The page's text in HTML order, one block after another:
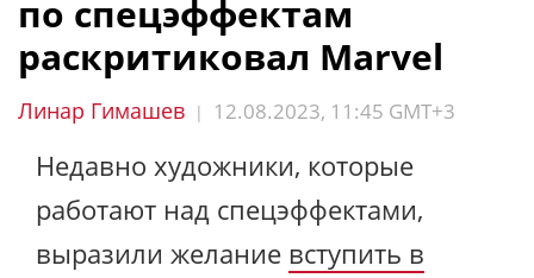
по спецэффектам
раскритиковал Marvel
Линар Гимашев | 12.08.2023, 11:45 GMT+3
Недавно художники, которые
работают над спецэффектами,
выразили желание вступить в